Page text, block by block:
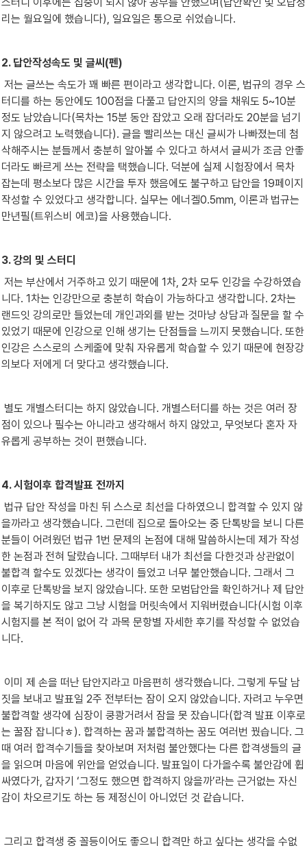
리는 월요일에 했습니다), 일요일은 통으로 쉬었습니다.
2. 답안작성속도 및 글씨(펜)
터디를 하는 동안에도 100점을 다풀고 답안지의 양을 채워도 5~10분
정도 남았습니다(목차는 15분 동안 잡았고 오래 잡더라도 20분을 넘기
지 않으려고 노력했습니다). 글을 빨리쓰는 대신 글씨가 나빠졌는데 첨
삭해주시는 분들께서 충분히 알아볼 수 있다고 하셔서 글씨가 조금 안좋
더라도 빠르게 쓰는 전략을 택했습니다. 덕분에 실제 시험장에서 목차
잡는데 평소보다 많은 시간을 투자 했음에도 불구하고 답안을 19페이지
작성할 수 있었다고 생각합니다. 실무는 에너겔0.5mm, 이론과 법규는
만년필(트위스비 에코)을 사용했습니다.
3. 강의 및 스터디
니다. 1차는 인강만으로 충분히 학습이 가능하다고 생각합니다. 2차는
랜드잇 강의로만 들었는데 개인과외를 받는 것마냥 상담과 질문을 할 수
있었기 때문에 인강으로 인해 생기는 단점들을 느끼지 못했습니다. 또한
인강은 스스로의 스케줄에 맞춰 자유롭게 학습할 수 있기 때문에 현장강
의보다 저에게 더 맞다고 생각했습니다.
점이 있으나 필수는 아니라고 생각해서 하지 않았고, 무엇보다 혼자 자
유롭게 공부하는 것이 편했습니다.
4. 시험이후 합격발표 전까지
을까라고 생각했습니다. 그런데 집으로 돌아오는 중 단톡방을 보니 다른
분들이 어려웠던 법규 1번 문제의 논점에 대해 말씀하시는데 제가 작성
한 논점과 전혀 달랐습니다. 그때부터 내가 최선을 다한것과 상관없이
불합격 할수도 있겠다는 생각이 들었고 너무 불안했습니다. 그래서 그
이후로 단톡방을 보지 않았습니다. 또한 모범답안을 확인하거나 제 답안
을 복기하지도 않고 그냥 시험을 머릿속에서 지워버렸습니다(시험 이후
시험지를 본 적이 없어 각 과목 문항별 자세한 후기를 작성할 수 없었습
니다.
짓을 보내고 발표일 2주 전부터는 잠이 오지 않았습니다. 자려고 누우면
불합격할 생각에 심장이 쿵쾅거려서 잠을 못 잤습니다(합격 발표 이후로
는 꿀잠 잡니다ㅎ). 합격하는 꿈과 불합격하는 꿈도 여러번 꿨습니다. 그
때 여러 합격수기들을 찾아보며 저처럼 불안했다는 다른 합격생들의 글
을 읽으며 마음에 위안을 얻었습니다. 발표일이 다가올수록 불안감에 휩
싸였다가, 갑자기 ‘그정도 했으면 합격하지 않을까’라는 근거없는 자신
감이 차오르기도 하는 등 제정신이 아니었던 것 같습니다.